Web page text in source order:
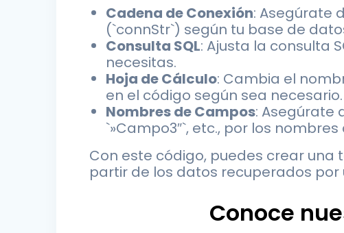
Cadena de Conexión: Asegúrate
(`connStr`) según tu base de
Consulta SQL: Ajusta la consulta
necesitas.
Hoja de Cálculo: Cambia el
en el código según sea necesario.
Nombres de Campos: Asegúrate
`»Campo3″`, etc., por los
Con este código, puedes crear una
partir de los datos recuperados por
Conoce